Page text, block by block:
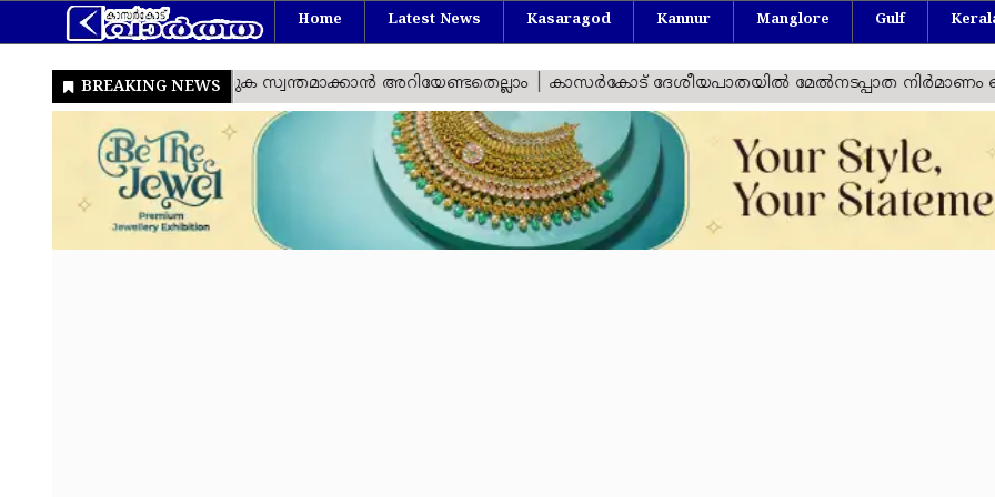
Home Latest News Kasaragod Kannur Manglore Gulf